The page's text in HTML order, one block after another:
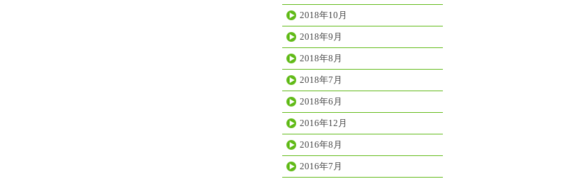
2018年10月
2018年9月
2018年8月
2018年7月
2018年6月
2016年12月
2016年8月
2016年7月